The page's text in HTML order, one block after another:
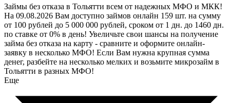
Займы без отказа в Тольятти всем от надежных МФО и МКК!
На 09.08.2026 Вам доступно займов онлайн 159 шт. на сумму
от 100 рублей до 5 000 000 рублей, сроком от 1 дн. до 1460 дн.
по ставке от 0% в день! Увеличьте свои шансы на получение
займа без отказа на карту - сравните и оформите онлайн-
заявку в несколько МФО! Если Вам нужна крупная сумма
денег, разбейте на несколько мелких и возьмите микрозайм в
Тольятти в разных МФО!
Еще